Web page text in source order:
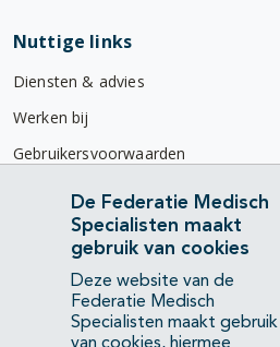
Nuttige links
Diensten & advies
Werken bij
Gebruikersvoorwaarden
Privacyverklaring
Contact
Mercatorlaan 1200
3528 BL Utrecht
De Federatie Medisch
Specialisten maakt
gebruik van cookies
Deze website van de
Federatie Medisch
Specialisten maakt gebruik